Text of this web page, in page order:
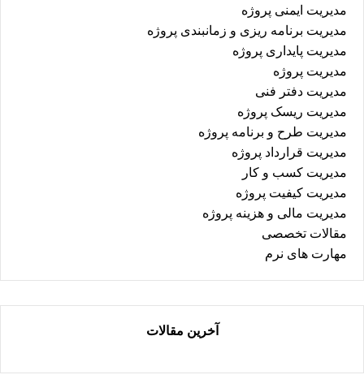
مدیریت ایمنی پروژه
مدیریت برنامه ریزی و زمانبندی پروژه
مدیریت پایداری پروژه
مدیریت پروژه
مدیریت دفتر فنی
مدیریت ریسک پروژه
مدیریت طرح و برنامه پروژه
مدیریت قرارداد پروژه
مدیریت کسب و کار
مدیریت کیفیت پروژه
مدیریت مالی و هزینه پروژه
مقالات تخصصی
مهارت های نرم
آخرین مقالات